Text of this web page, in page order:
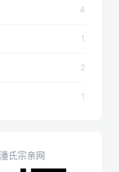
4
1
2
1
氏宗亲网